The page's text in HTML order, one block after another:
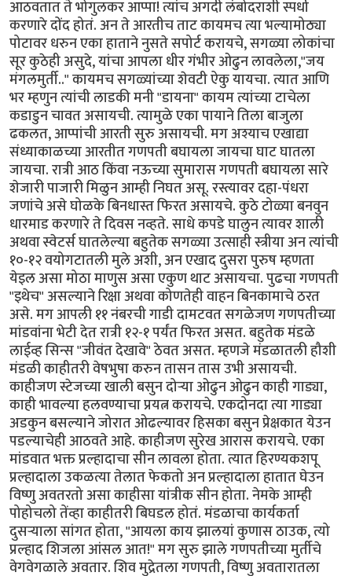
आठवतात ते भोगुलकर आप्पा! त्यांच अगदी लंबोदराशी स्पर्धा
करणारे दोंद होतं. अन ते आरतीच ताट कायमच त्या भल्यामोठ्या
पोटावर धरुन एका हाताने नुसते सपोर्ट करायचे, सगळ्या लोकांचा
सूर कुठेही असुदे, यांचा आपला धीर गंभीर ओढुन लावलेला,"जय
मंगलमुर्ती.." कायमच सगळ्यांच्या शेवटी ऐकु यायचा. त्यात आणि
भर म्हणुन त्यांची लाडकी मनी "डायना" कायम त्यांच्या टाचेला
कडाडुन चावत असायची. त्यामुळे एका पायाने तिला बाजुला
ढकलत, आप्पांची आरती सुरु असायची. मग अश्याच एखाद्या
संध्याकाळच्या आरतीत गणपती बघायला जायचा घाट घातला
जायचा. रात्री आठ किंवा नऊच्या सुमारास गणपती बघायला सारे
शेजारी पाजारी मिळुन आम्ही निघत असू. रस्त्यावर दहा-पंधरा
जणांचे असे घोळके बिनधास्त फिरत असायचे. कुठे टोळ्या बनवुन
धारमाड करणारे ते दिवस नव्हते. साधे कपडे घालुन त्यावर शाली
अथवा स्वेटर्स घातलेल्या बहुतेक सगळ्या उत्साही स्त्रीया अन त्यांची
१०-१२ वयोगटातली मुले अशी, अन एखाद दुसरा पुरुष म्हणता
येइल असा मोठा माणुस असा एकुण थाट असायचा. पुढचा गणपती
"इथेच" असल्याने रिक्षा अथवा कोणतेही वाहन बिनकामाचे ठरत
असे. मग आपली ११ नंबरची गाडी दामटवत सगळेजण गणपतीच्या
मांडवांना भेटी देत रात्री १२-१ पर्यंत फिरत असत. बहुतेक मंडळे
लाईव्ह सिन्स "जीवंत देखावे" ठेवत असत. म्हणजे मंडळातली हौशी
मंडळी काहीतरी वेषभुषा करुन तासन तास उभी असायची.
काहीजण स्टेजच्या खाली बसुन दोर्‍या ओढुन ओढुन काही गाड्या,
काही भावल्या हलवण्याचा प्रयत्न करायचे. एकदोनदा त्या गाड्या
अडकुन बसल्याने जोरात ओढल्यावर हिसका बसुन प्रेक्षकात येउन
पडल्याचेही आठवते आहे. काहीजण सुरेख आरास करायचे. एका
मांडवात भक्त प्रल्हादाचा सीन लावला होता. त्यात हिरण्यकशपू
प्रल्हादाला उकळत्या तेलात फेकतो अन प्रल्हादाला हातात घेउन
विष्णु अवतरतो असा काहीसा यांत्रीक सीन होता. नेमके आम्ही
पोहोचलो तेंव्हा काहीतरी बिघडल होतं. मंडळाचा कार्यकर्ता
दुसर्‍याला सांगत होता, "आयला काय झालयां कुणास ठाउक, त्यो
प्रल्हाद शिजला आंसल आत!" मग सुरु झाले गणपतीच्या मुर्तीचे
वेगवेगळाले अवतार. शिव मुद्रेतला गणपती, विष्णु अवतारातला